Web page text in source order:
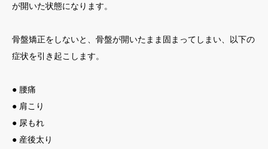
が開いた状態になります。
骨盤矯正をしないと、骨盤が開いたまま固まってしまい、以下の
症状を引き起こします。
● 腰痛
● 肩こり
● 尿もれ
● 産後太り